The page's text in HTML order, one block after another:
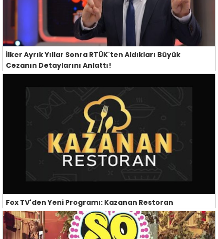
İlker Ayrık Yıllar Sonra RTÜK'ten Aldıkları Büyük
Cezanın Detaylarını Anlattı!
Fox TV'den Yeni Programı: Kazanan Restoran